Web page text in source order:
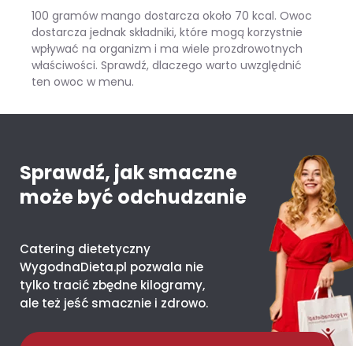
100 gramów mango dostarcza około 70 kcal. Owoc
dostarcza jednak składniki, które mogą korzystnie
wpływać na organizm i ma wiele prozdrowotnych
właściwości. Sprawdź, dlaczego warto uwzględnić
ten owoc w menu.
Sprawdź, jak smaczne
może być odchudzanie
Catering dietetyczny
WygodnaDieta.pl pozwala nie
tylko tracić zbędne kilogramy,
ale też jeść smacznie i zdrowo.